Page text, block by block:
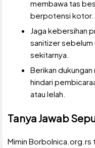
membawa tas
berpotensi kotor.
Jaga kebersihan
sanitizer sebelum
sekitarnya.
Berikan
hindari
atau lelah.
Tanya Jawab
Mimin Borbolnica.org.rs